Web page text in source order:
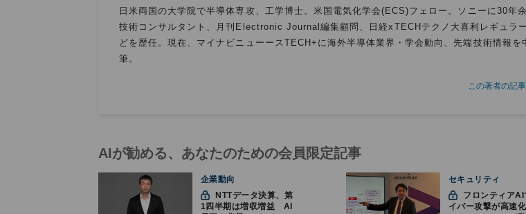
日米両国の大学院で半導体専攻、工学博士。米国電気化学会(ECS)フェロー。ソニーに30年余
技術コンサルタント、月刊Electronic Journal編集顧問、日経xTECHテクノ大喜利レギュラ
どを歴任。現在、マイナビニューースTECH+に海外半導体業界・学会動向、先端技術情報を
筆。
この著者の記
AIが勧める、あなたのための会員限定記事
企業動向
1四半期は増収増益 AI
セキュリティ
イバー攻撃が高速化